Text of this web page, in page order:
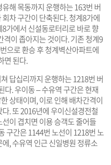
해 목동까지 운행하는 163번 버
차 구간이 단축된다. 청계8가에
가에서 신설동로터리로 바로 향
이 좁아지는 것이다. 기존 청계9
으로 환승 후 청계벽산아파트에
면 된다.
답십리까지 운행하는 1218번 버
. 우이동 – 수유역 구간은 현재
상태이며, 이로 인해 배차간격이
. 또 2016년에 우이신설경전철
이 겹치면 이용 승객도 줄어들
구간은 1144번 노선이 1218번 노
, 수유역 인근 신일병원 정류소